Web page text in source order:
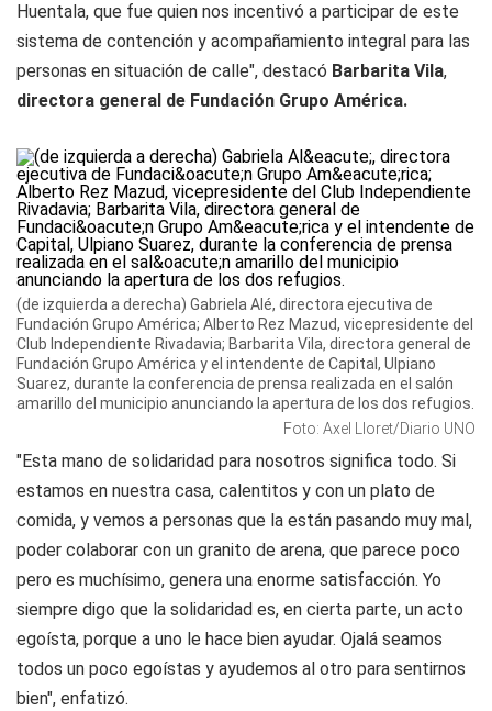
Huentala, que fue quien nos incentivó a participar de este
sistema de contención y acompañamiento integral para las
personas en situación de calle", destacó Barbarita Vila,
directora general de Fundación Grupo América.
(de izquierda a derecha) Gabriela Alé, directora ejecutiva de
Fundación Grupo América; Alberto Rez Mazud, vicepresidente del
Club Independiente Rivadavia; Barbarita Vila, directora general de
Fundación Grupo América y el intendente de Capital, Ulpiano
Suarez, durante la conferencia de prensa realizada en el salón
amarillo del municipio anunciando la apertura de los dos refugios.
Foto: Axel Lloret/Diario UNO
"Esta mano de solidaridad para nosotros significa todo. Si
estamos en nuestra casa, calentitos y con un plato de
comida, y vemos a personas que la están pasando muy mal,
poder colaborar con un granito de arena, que parece poco
pero es muchísimo, genera una enorme satisfacción. Yo
siempre digo que la solidaridad es, en cierta parte, un acto
egoísta, porque a uno le hace bien ayudar. Ojalá seamos
todos un poco egoístas y ayudemos al otro para sentirnos
bien", enfatizó.